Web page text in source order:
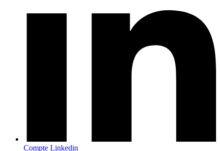
Compte Linkedin